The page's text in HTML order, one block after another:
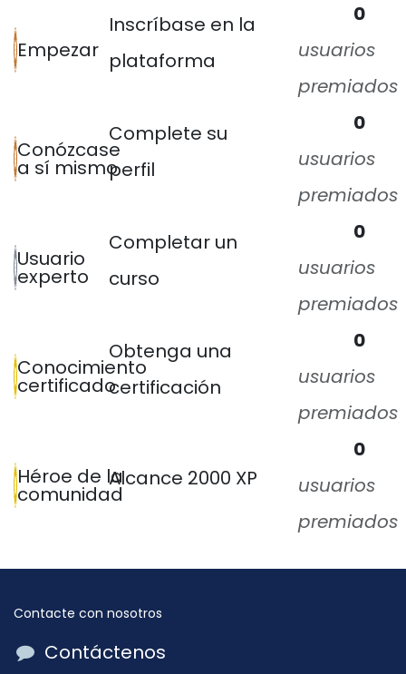
Empezar
Inscríbase en la
plataforma
0
usuarios
premiados
Conózcase
a sí mismo
Complete su
perfil
0
usuarios
premiados
Usuario
experto
Completar un
curso
0
usuarios
premiados
Conocimiento
certificado
Obtenga una
certificación
0
usuarios
premiados
Héroe de la
comunidad
Alcance 2000 XP
0
usuarios
premiados
Contacte con nosotros
Contáctenos